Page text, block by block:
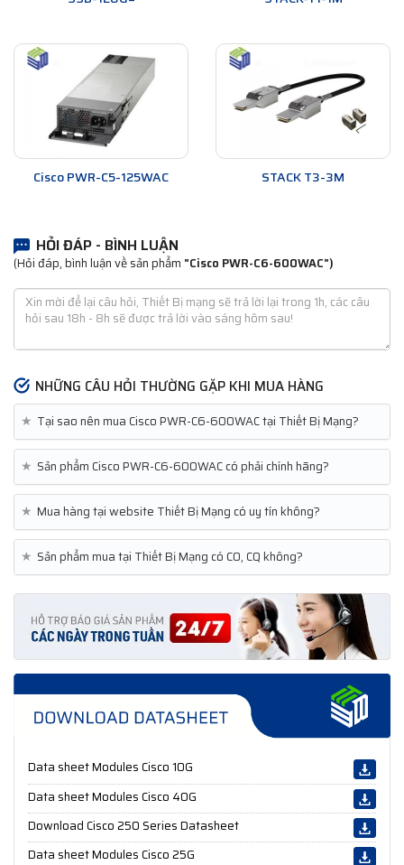
Cisco PWR-C5-125WAC STACK T3-3M
HỎI ĐÁP - BÌNH LUẬN
(Hỏi đáp, bình luận về sản phẩm "Cisco PWR-C6-600WAC")
NHỮNG CÂU HỎI THƯỜNG GẶP KHI MUA HÀNG
★ Tại sao nên mua Cisco PWR-C6-600WAC tại Thiết Bị Mạng?
★ Sản phẩm Cisco PWR-C6-600WAC có phải chính hãng?
★ Mua hàng tại website Thiết Bị Mạng có uy tín không?
★ Sản phẩm mua tại Thiết Bị Mạng có CO, CQ không?
Data sheet Modules Cisco 10G
Data sheet Modules Cisco 40G
Download Cisco 250 Series Datasheet
Data sheet Modules Cisco 25G